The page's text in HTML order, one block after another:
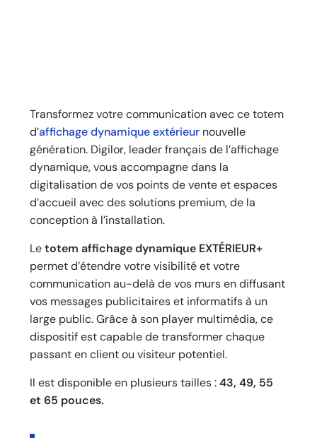
Transformez votre communication avec ce totem
d’affichage dynamique extérieur nouvelle
génération. Digilor, leader français de l’affichage
dynamique, vous accompagne dans la
digitalisation de vos points de vente et espaces
d’accueil avec des solutions premium, de la
conception à l’installation.
Letotem affichage dynamique EXTÉRIEUR+
permet d’étendre votre visibilité et votre
communication au-delà de vos murs en diffusant
vos messages publicitaires et informatifs à un
large public. Grâce à son player multimédia, ce
dispositif est capable de transformer chaque
passant en client ou visiteur potentiel.
Il est disponible en plusieurs tailles :43, 49, 55
et 65 pouces.